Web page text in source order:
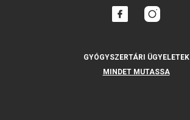
GYÓGYSZERTÁRI ÜGYELETEK
MINDET MUTASSA